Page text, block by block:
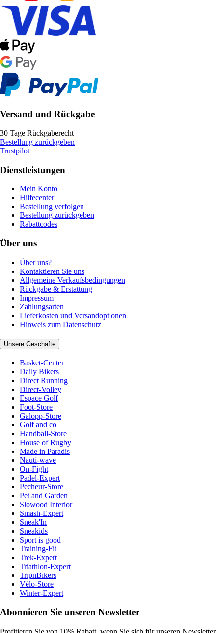
Versand und Rückgabe
30 Tage Rückgaberecht
Bestellung zurückgeben
Trustpilot
Dienstleistungen
Mein Konto
Hilfecenter
Bestellung verfolgen
Bestellung zurückgeben
Rabattcodes
Über uns
Über uns?
Kontaktieren Sie uns
Allgemeine Verkaufsbedingungen
Rückgabe & Erstattung
Impressum
Zahlungsarten
Lieferkosten und Versandoptionen
Hinweis zum Datenschutz
Unsere Geschäfte
Basket-Center
Daily Bikers
Direct Running
Direct-Volley
Espace Golf
Foot-Store
Galopp-Store
Golf and co
Handball-Store
House of Rugby
Made in Paradis
Nauti-wave
On-Fight
Padel-Expert
Pecheur-Store
Pet and Garden
Slowood Interior
Smash-Expert
Sneak'In
Sneakids
Sport is good
Training-Fit
Trek-Expert
Triathlon-Expert
TripnBikers
Vélo-Store
Winter-Expert
Abonnieren Sie unseren Newsletter
Profitieren Sie von 10% Rabatt, wenn Sie sich für unseren Newsletter